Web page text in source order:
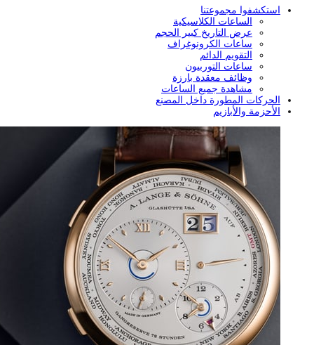
استكشفوا مجموعتنا
الساعات الكلاسيكية
عرض التاريخ كبير الحجم
ساعات الكرونوغراف
التقويم الدائم
ساعات التوربيون
وظائف معقدة بارزة
مشاهدة جميع الساعات
الحركات المطورة داخل المصنع
الأحزمة والأبازيم